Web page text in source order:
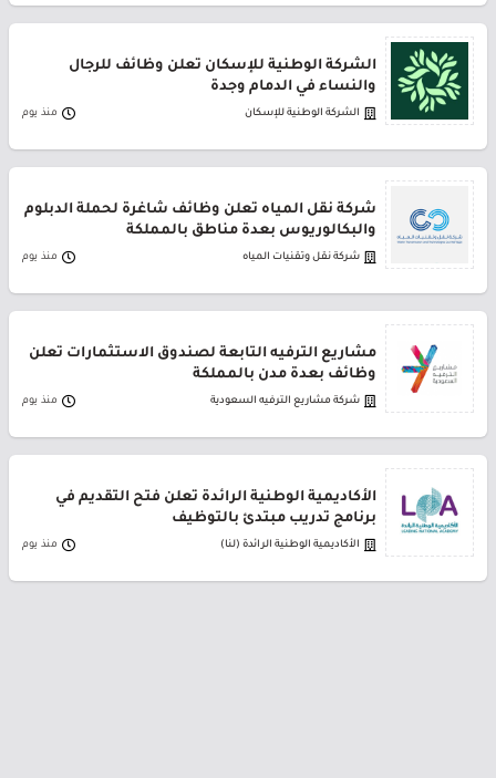
الشركة الوطنية للإسكان تعلن وظائف للرجال
والنساء في الدمام وجدة
الشركة الوطنية للإسكان منذ يوم
شركة نقل المياه تعلن وظائف شاغرة لحملة الدبلوم
والبكالوريوس بعدة مناطق بالمملكة
شركة نقل وتقنيات المياه منذ يوم
مشاريع الترفيه التابعة لصندوق الاستثمارات تعلن
وظائف بعدة مدن بالمملكة
شركة مشاريع الترفيه السعودية منذ يوم
الأكاديمية الوطنية الرائدة تعلن فتح التقديم في
برنامج تدريب مبتدئ بالتوظيف
الأكاديمية الوطنية الرائدة (لنا) منذ يوم